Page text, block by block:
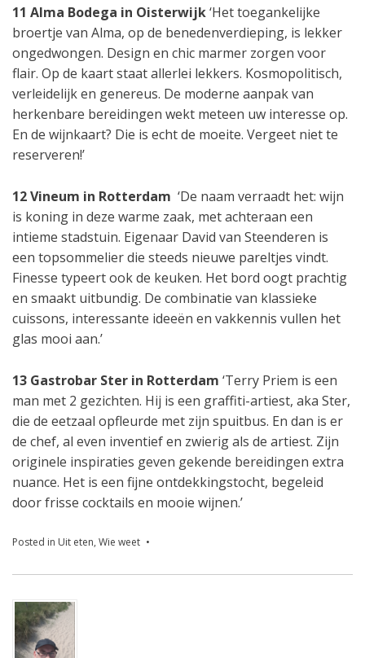
11 Alma Bodega in Oisterwijk‘Het toegankelijke
broertje van Alma, op de benedenverdieping, is lekker
ongedwongen. Design en chic marmer zorgen voor
flair. Op de kaart staat allerlei lekkers. Kosmopolitisch,
verleidelijk en genereus. De moderne aanpak van
herkenbare bereidingen wekt meteen uw interesse op.
En de wijnkaart? Die is echt de moeite. Vergeet niet te
reserveren!’
12 Vineum in Rotterdam ‘De naam verraadt het: wijn
is koning in deze warme zaak, met achteraan een
intieme stadstuin. Eigenaar David van Steenderen is
een topsommelier die steeds nieuwe pareltjes vindt.
Finesse typeert ook de keuken. Het bord oogt prachtig
en smaakt uitbundig. De combinatie van klassieke
cuissons, interessante ideeën en vakkennis vullen het
glas mooi aan.’
13 Gastrobar Ster in Rotterdam ‘Terry Priem is een
man met 2 gezichten. Hij is een graffiti-artiest, aka Ster,
die de eetzaal opfleurde met zijn spuitbus. En dan is er
de chef, al even inventief en zwierig als de artiest. Zijn
originele inspiraties geven gekende bereidingen extra
nuance. Het is een fijne ontdekkingstocht, begeleid
door frisse cocktails en mooie wijnen.’
Posted in Uit eten, Wie weet